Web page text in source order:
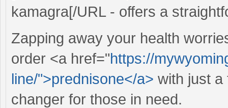
kamagra[/URL - offers a
Zapping away your health
order <a href="https://
line/">prednisone</a> with just a
changer for those in need.